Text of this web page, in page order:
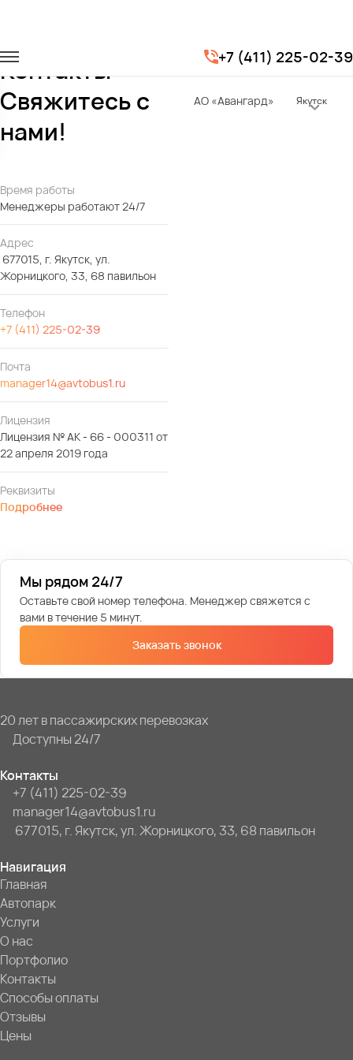
+7 (411) 225-02-39
Контакты -
Свяжитесь с
нами!
АО «Авангард» Якутск
Время работы
Менеджеры работают 24/7
Адрес
677015, г. Якутск, ул.
Жорницкого, 33, 68 павильон
Телефон
+7 (411) 225-02-39
Почта
manager14@avtobus1.ru
Лицензия
Лицензия № АК - 66 - 000311 от
22 апреля 2019 года
Реквизиты
Подробнее
Мы рядом 24/7
Оставьте свой номер телефона. Менеджер свяжется с
вами в течение 5 минут.
Заказать звонок
20 лет в пассажирских перевозках
Доступны 24/7
Контакты
+7 (411) 225-02-39
manager14@avtobus1.ru
677015, г. Якутск, ул. Жорницкого, 33, 68 павильон
Навигация
Главная
Автопарк
Услуги
О нас
Портфолио
Контакты
Способы оплаты
Отзывы
Цены